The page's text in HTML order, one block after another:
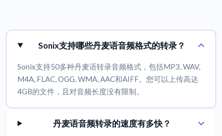
Sonix支持哪些丹麦语音频格式的转录？
Sonix支持50多种丹麦语转录音频格式，包括MP3, WAV,
M4A, FLAC, OGG, WMA, AAC和AIFF。您可以上传高达
4GB的文件，且对音频长度没有限制。
丹麦语音频转录的速度有多快？